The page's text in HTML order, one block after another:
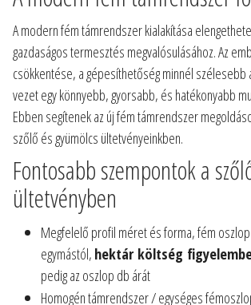
A modern fém támrendszer kialakítása
gazdaságos termesztés megvalósulásához. Az
csökkentése, a gépesíthetőség minnél szélesebb
vezet egy könnyebb, gyorsabb, és hatékonyabb
Ebben segítenek az új fém támrendszer
szőlő és gyümölcs ültetvényeinkben.
Fontosabb szempontok a
ültetvényben
Megfelelő profil méret és forma, fém
egymástól, hektár költség
pedig az oszlop db árát
Homogén támrendszer / egységes